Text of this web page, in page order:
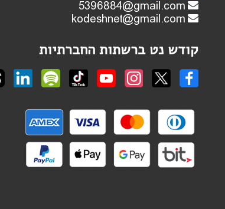
קודש נט ברשתות החברתיות